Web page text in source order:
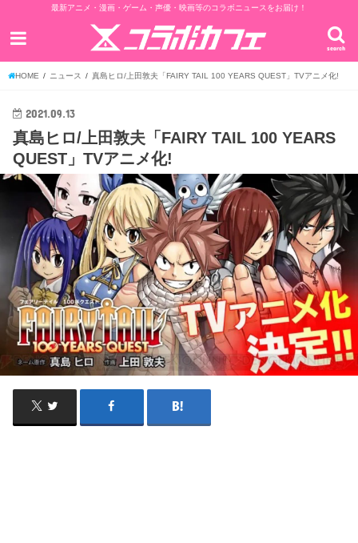
最新アニメ・漫画・ゲーム・声優・映画等のコラボニュースをお届け！
search
HOME ニュース 真島ヒロ/上田敦夫「FAIRY TAIL 100 YEARS QUEST」TVアニメ化!
2021.09.13
真島ヒロ/上田敦夫「FAIRY TAIL 100 YEARS
QUEST」TVアニメ化!